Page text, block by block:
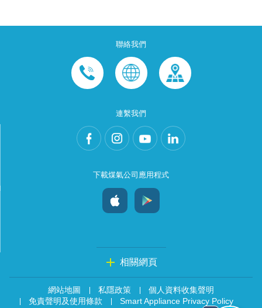
聯絡我們
連繫我們
下載煤氣公司應用程式
相關網頁
網站地圖 私隱政策
個人資料收集聲明
免責聲明及使用條款
Smart Appliance Privacy Policy